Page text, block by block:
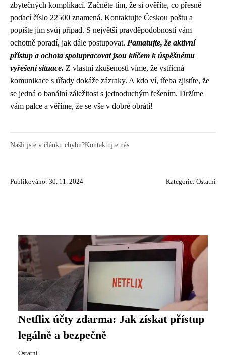
zbytečných komplikací. Začněte tím, že si ověříte, co přesně
podací číslo 22500 znamená. Kontaktujte Českou poštu a
popište jim svůj případ. S největší pravděpodobností vám
ochotně poradí, jak dále postupovat. Pamatujte, že aktivní
přístup a ochota spolupracovat jsou klíčem k úspěšnému
vyřešení situace. Z vlastní zkušenosti víme, že vstřícná
komunikace s úřady dokáže zázraky. A kdo ví, třeba zjistíte, že
se jedná o banální záležitost s jednoduchým řešením. Držíme
vám palce a věříme, že se vše v dobré obrátí!
Našli jste v článku chybu?Kontaktujte nás
Publikováno: 30. 11. 2024 Kategorie: Ostatní
Netflix účty zdarma: Jak získat přístup
legálně a bezpečně
Ostatní